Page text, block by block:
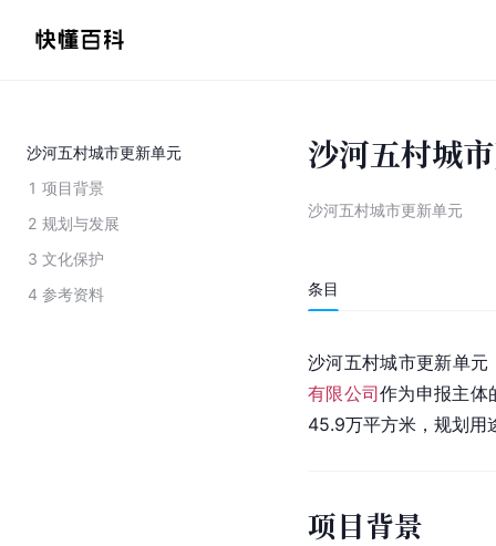
沙河五村城市更新单元
1 项目背景
2 规划与发展
3 文化保护
4 参考资料
沙河五村城
沙河五村城市更新单元
条目
沙河五村城市更新单元
有限公司作为申报主体
45.9万平方米，规划用
项目背景